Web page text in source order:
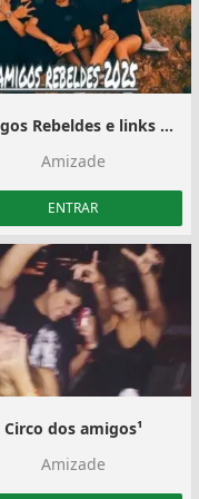
Amigos Rebeldes e links 2025
Amizade
ENTRAR
Circo dos amigos¹
Amizade